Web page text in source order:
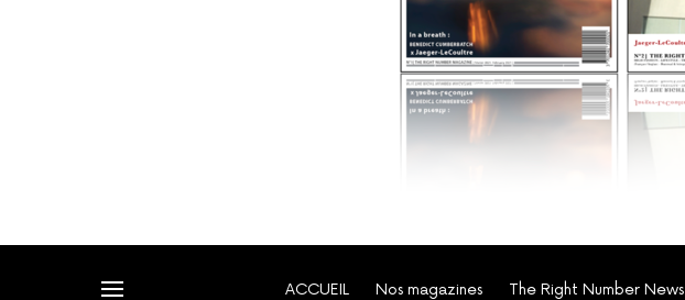
ACCUEIL Nos magazines The Right Number News